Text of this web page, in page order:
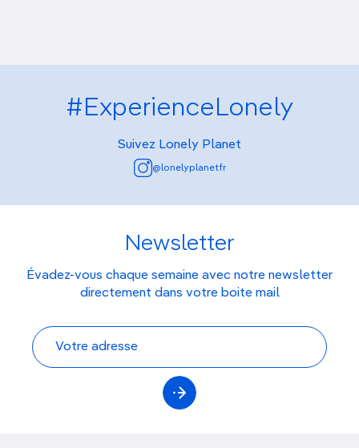
#ExperienceLonely
Suivez Lonely Planet
@lonelyplanetfr
Newsletter
Évadez-vous chaque semaine avec notre newsletter
directement dans votre boite mail